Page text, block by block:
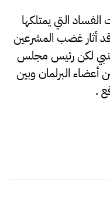
التي يمتلكها
أثار غضب المشرعين
لكن رئيس مجلس
أعضاء البرلمان وبين
.